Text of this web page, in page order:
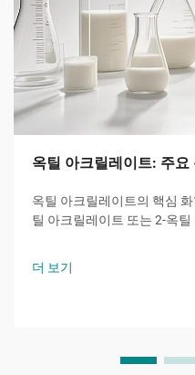
옥틸 아크릴레이트: 주
옥틸 아크릴레이트의 핵심
틸 아크릴레이트 또는 2-옥
더 보기